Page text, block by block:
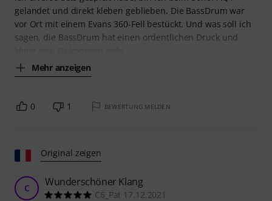
gelandet und direkt kleben geblieben. Die BassDrum war
vor Ort mit einem Evans 360-Fell bestückt. Und was soll ich
sagen, die BassDrum hat einen ordentlichen Druck und
Mehr anzeigen
0 1 BEWERTUNG MELDEN
Original zeigen
C Wunderschöner Klang
C6_Pat 17.12.2021